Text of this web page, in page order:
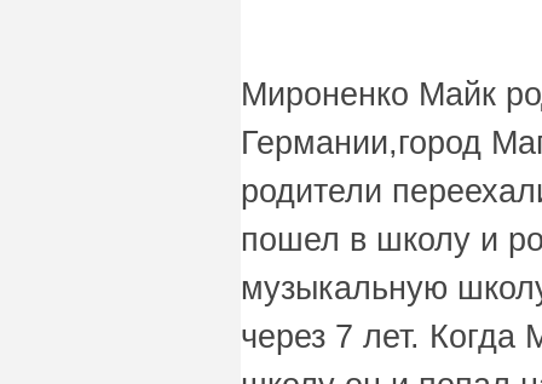
Мироненко Майк
Германии,город
родители
пошел в школу и
музыкальную
через 7 лет.